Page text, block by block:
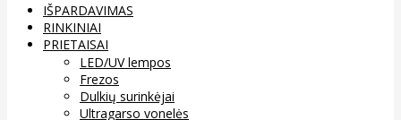
IŠPARDAVIMAS
RINKINIAI
PRIETAISAI
LED/UV lempos
Frezos
Dulkių surinkėjai
Ultragarso vonelės